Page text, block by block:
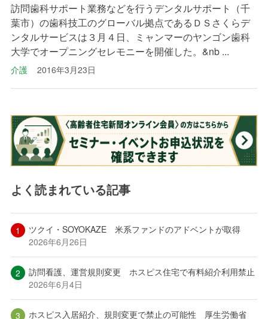
訪問歯科サポート業務などを行うデンタルサポート（千
葉市）の歯科技工のグローバル拠点であるＤＳさくらデ
ンタルサービスは３月４日、ミャンマーのヤンゴン歯科
大学でオープニングセレモニーを開催した。&nb ...
介護 2016年3月23日
よく読まれている記事
ツクイ・SOYOKAZE 米系ファンドのアドベントが取得
2026年6月26日
訪問看護、運営規則変更 ホスピス住宅で有料紹介利用禁止
2026年6月4日
ホスピス入居紹介、規則変更で禁止の可能性 厚生労働省